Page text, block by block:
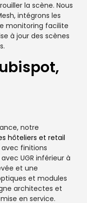
la scène. Nous
intégrons les
monitoring facilite
à jour des scènes
notre
hôteliers et retail
finitions
UGR inférieur à
et une
et modules
architectes et
en service.